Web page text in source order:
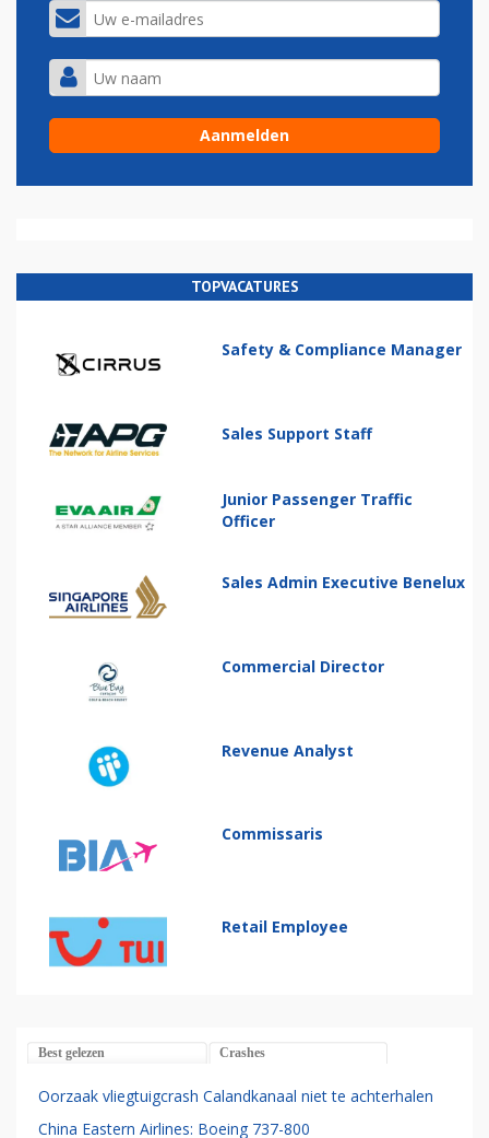
TOPVACATURES
Safety & Compliance Manager
Sales Support Staff
Junior Passenger Traffic
Officer
Sales Admin Executive Benelux
Commercial Director
Revenue Analyst
Commissaris
Retail Employee
Best gelezen Crashes
Oorzaak vliegtuigcrash Calandkanaal niet te achterhalen
China Eastern Airlines: Boeing 737-800